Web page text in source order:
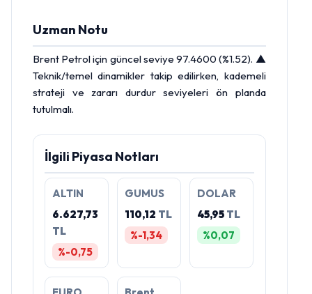
Uzman Notu
Brent Petroliçin güncel seviye 97.4600 (%1.52). ▲
Teknik/temel dinamikler takip edilirken, kademeli
strateji ve zararı durdur seviyeleri ön planda
tutulmalı.
İlgili Piyasa Notları
ALTIN
6.627,73
TL
%-0,75
GUMUS
110,12 TL
%-1,34
DOLAR
45,95 TL
%0,07